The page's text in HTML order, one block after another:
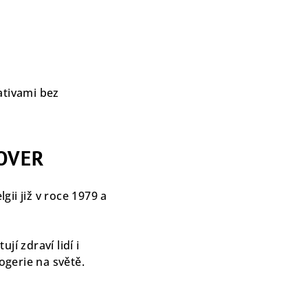
bez
již v roce 1979 a
zdraví lidí i
na světě.